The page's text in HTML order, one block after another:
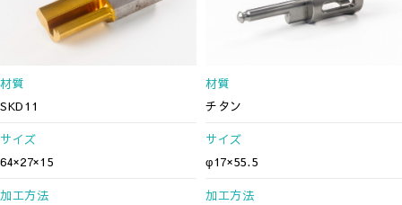
材質
SKD11
サイズ
64×27×15
加工方法
材質
チタン
サイズ
φ17×55.5
加工方法